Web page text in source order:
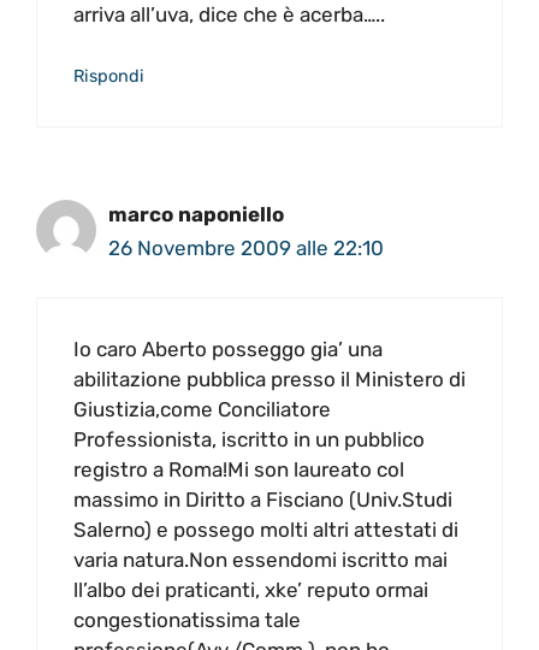
arriva all’uva, dice che è acerba…..
Rispondi
marco naponiello
26 Novembre 2009 alle 22:10
Io caro Aberto posseggo gia’ una
abilitazione pubblica presso il Ministero di
Giustizia,come Conciliatore
Professionista, iscritto in un pubblico
registro a Roma!Mi son laureato col
massimo in Diritto a Fisciano (Univ.Studi
Salerno) e possego molti altri attestati di
varia natura.Non essendomi iscritto mai
ll’albo dei praticanti, xke’ reputo ormai
congestionatissima tale